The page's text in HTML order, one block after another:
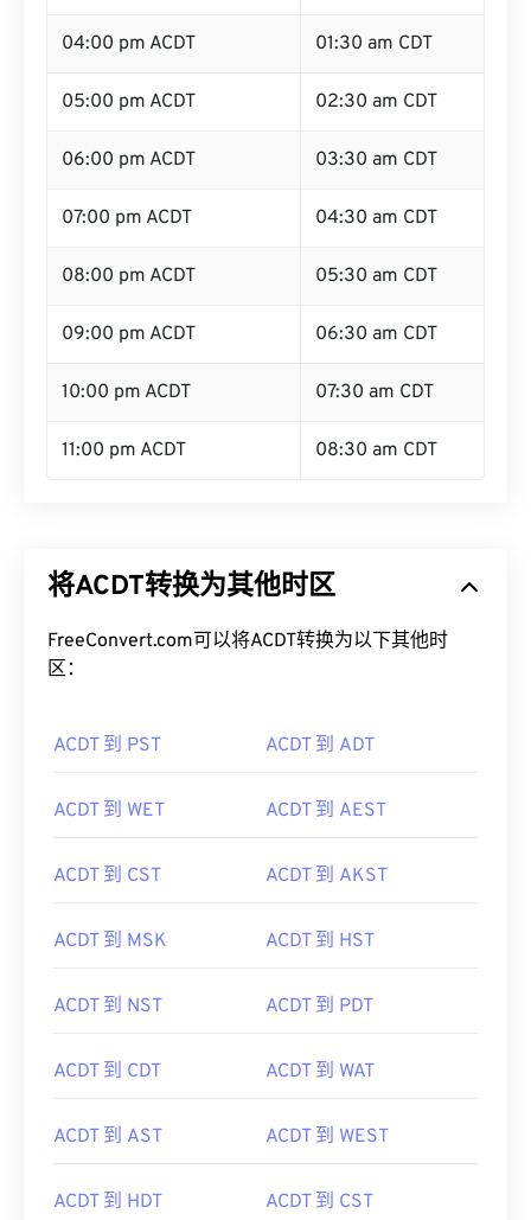
04:00 pm ACDT 01:30 am CDT
05:00 pm ACDT 02:30 am CDT
06:00 pm ACDT 03:30 am CDT
07:00 pm ACDT 04:30 am CDT
08:00 pm ACDT 05:30 am CDT
09:00 pm ACDT 06:30 am CDT
10:00 pm ACDT 07:30 am CDT
11:00 pm ACDT 08:30 am CDT
将ACDT转换为其他时区
FreeConvert.com可以将ACDT转换为以下其他时
区：
ACDT 到 PST ACDT 到 ADT
ACDT 到 WET ACDT 到 AEST
ACDT 到 CST ACDT 到 AKST
ACDT 到 MSK ACDT 到 HST
ACDT 到 NST ACDT 到 PDT
ACDT 到 CDT ACDT 到 WAT
ACDT 到 AST ACDT 到 WEST
ACDT 到 HDT ACDT 到 CST